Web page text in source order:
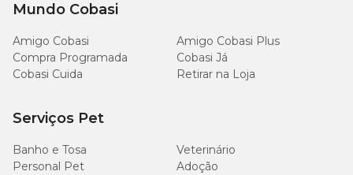
Mundo Cobasi
Amigo Cobasi
Amigo Cobasi Plus
Compra Programada
Cobasi Já
Cobasi Cuida
Retirar na Loja
Serviços Pet
Banho e Tosa
Veterinário
Personal Pet
Adoção